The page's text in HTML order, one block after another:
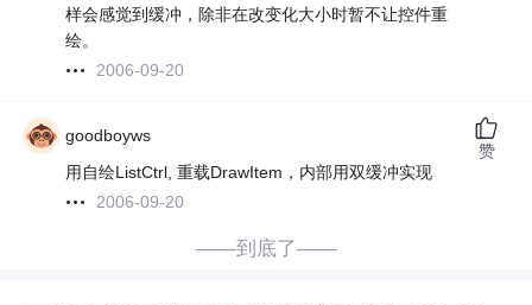
样会感觉到缓冲，除非在改变化大小时暂不让控件重
绘。
2006-09-20
goodboyws
用自绘ListCtrl, 重载DrawItem，内部用双缓冲实现
2006-09-20
赞
——到底了——